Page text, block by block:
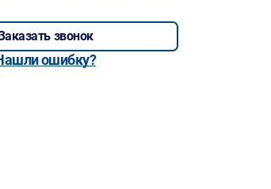
звонок
ошибку?